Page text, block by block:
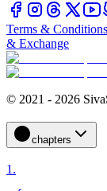
Terms & Conditions
& Exchange
© 2021 - 2026
chapters
1.